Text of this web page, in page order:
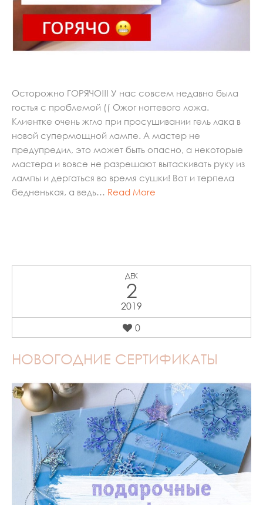
Осторожно ГОРЯЧО!!! У нас совсем недавно была
гостья с проблемой (( Ожог ногтевого ложа.
Клиентке очень жгло при просушивании гель лака в
новой супермощной лампе. А мастер не
предупредил, это может быть опасно, а некоторые
мастера и вовсе не разрешают вытаскивать руку из
лампы и дергаться во время сушки! Вот и терпела
бедненькая, а ведь… Read More
ДЕК
2
2019
0
НОВОГОДНИЕ СЕРТИФИКАТЫ